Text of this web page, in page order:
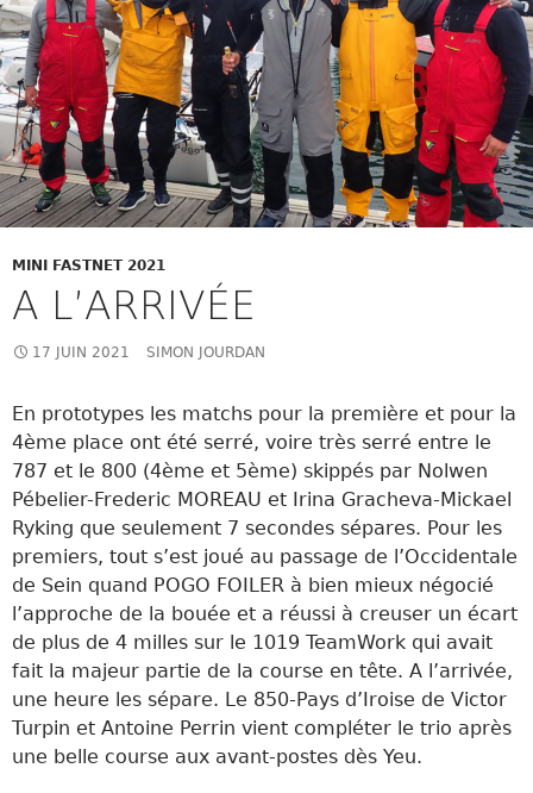
MINI FASTNET 2021
A L’ARRIVÉE
17 JUIN 2021 SIMON JOURDAN
En prototypes les matchs pour la première et pour la
4ème place ont été serré, voire très serré entre le
787 et le 800 (4ème et 5ème) skippés par Nolwen
Pébelier- Frederic MOREAU et Irina Gracheva- Mickael
Ryking que seulement 7 secondes sépares. Pour les
premiers, tout s’est joué au passage de l’Occidentale
de Sein quand POGO FOILER à bien mieux négocié
l’approche de la bouée et a réussi à creuser un écart
de plus de 4 milles sur le 1019 TeamWork qui avait
fait la majeur partie de la course en tête. A l’arrivée,
une heure les sépare. Le 850-Pays d’Iroise de Victor
Turpin et Antoine Perrin vient compléter le trio après
une belle course aux avant-postes dès Yeu.